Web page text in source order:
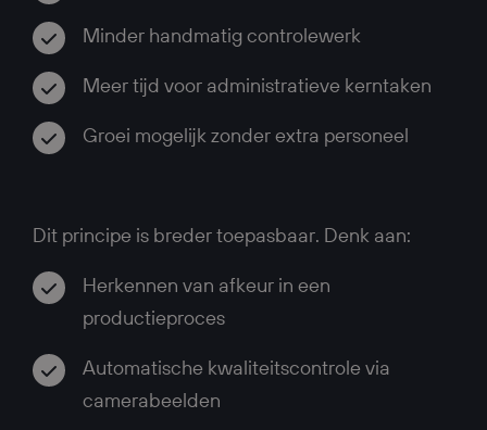
Minder handmatig controlewerk
Meer tijd voor administratieve kerntaken
Groei mogelijk zonder extra personeel
Dit principe is breder toepasbaar. Denk aan:
Herkennen van afkeur in een
productieproces
Automatische kwaliteitscontrole via
camerabeelden